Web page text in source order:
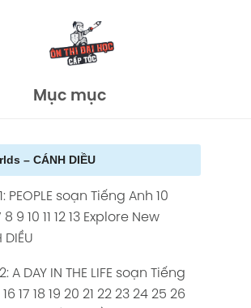
Mục mục
– CÁNH DIỀU
PEOPLE soạn Tiếng Anh 10
9 10 11 12 13 Explore New
A DAY IN THE LIFE soạn Tiếng
17 18 19 20 21 22 23 24 25 26